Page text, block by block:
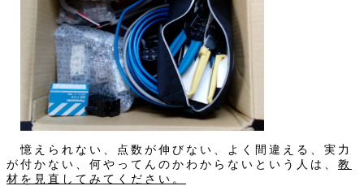
憶えられない、点数が伸びない、よく間違える、実力
が付かない、何やってんのかわからないという人は、 教
材を見直してみてください。